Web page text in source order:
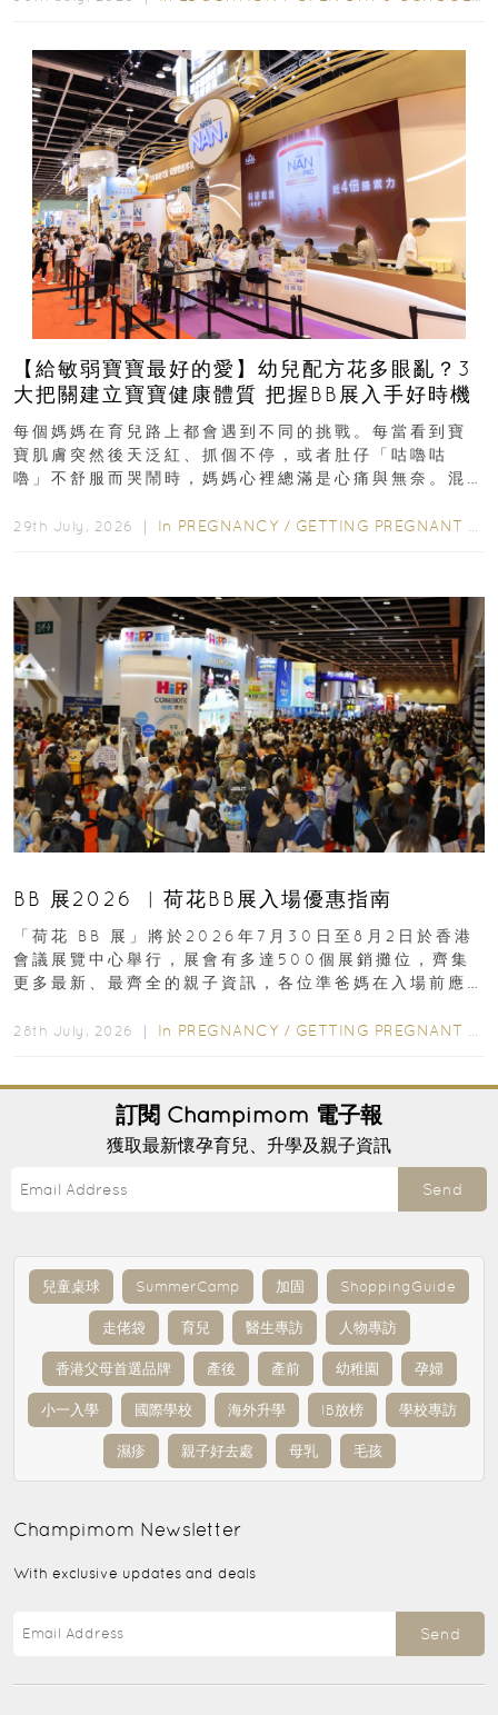
【給敏弱寶寶最好的愛】幼兒配方花多眼亂？3
大把關建立寶寶健康體質 把握BB展入手好時機
每個媽媽在育兒路上都會遇到不同的挑戰。每當看到寶
寶肌膚突然後天泛紅、抓個不停，或者肚仔「咕嚕咕
嚕」不舒服而哭鬧時，媽媽心裡總滿是心痛與無奈。混
29th July, 2026 ｜ In PREGNANCY / GETTING PREGNANT
BB 展2026 ︳荷花BB展入場優惠指南
「荷花 BB 展」將於2026年7月30日至8月2日於香港
會議展覽中心舉行，展會有多達500個展銷攤位，齊集
更多最新、最齊全的親子資訊，各位準爸媽在入場前應
28th July, 2026 ｜ In PREGNANCY / GETTING PREGNANT
訂閱 Champimom 電子報
獲取最新懷孕育兒、升學及親子資訊
Send
兒童桌球 SummerCamp 加固 ShoppingGuide
走佬袋 育兒 醫生專訪 人物專訪
香港父母首選品牌 產後 產前 幼稚園 孕婦
小一入學 國際學校 海外升學 IB放榜 學校專訪
濕疹 親子好去處 母乳 毛孩
Champimom Newsletter
With exclusive updates and deals
Send